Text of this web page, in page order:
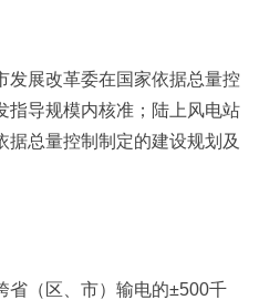
展改革委在国家依据总量控
指导规模内核准；陆上风电站
据总量控制制定的建设规划及
（区、市）输电的±500千